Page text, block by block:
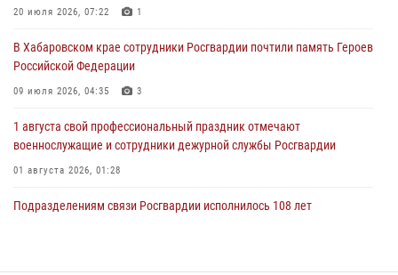
свыше 120 проверок условий хранения оружия
20 июля 2026, 07:22 1
В Хабаровском крае сотрудники Росгвардии почтили память Героев
Российской Федерации
09 июля 2026, 04:35 3
1 августа свой профессиональный праздник отмечают
военнослужащие и сотрудники дежурной службы Росгвардии
01 августа 2026, 01:28
Подразделениям связи Росгвардии исполнилось 108 лет